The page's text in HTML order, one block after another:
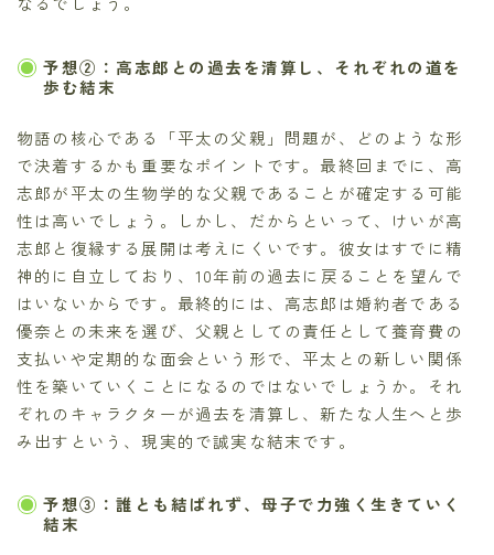
予想②：高志郎との過去を清算し、それぞれの道を
歩む結末
物語の核心である「平太の父親」問題が、どのような形
で決着するかも重要なポイントです。最終回までに、高
志郎が平太の生物学的な父親であることが確定する可能
性は高いでしょう。しかし、だからといって、けいが高
志郎と復縁する展開は考えにくいです。彼女はすでに精
神的に自立しており、10年前の過去に戻ることを望んで
はいないからです。最終的には、高志郎は婚約者である
優奈との未来を選び、父親としての責任として養育費の
支払いや定期的な面会という形で、平太との新しい関係
性を築いていくことになるのではないでしょうか。それ
ぞれのキャラクターが過去を清算し、新たな人生へと歩
み出すという、現実的で誠実な結末です。
予想③：誰とも結ばれず、母子で力強く生きていく
結末